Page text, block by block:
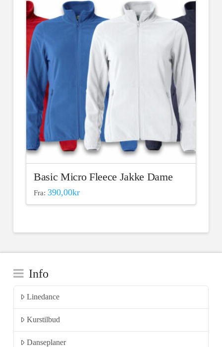
flere
varianter.
Alternativene
kan
velges
på
produktsiden
Basic Micro Fleece Jakke Dame
Fra: 390,00kr
varianter.
kan
på
Info
Linedance
Kurstilbud
Danseplaner